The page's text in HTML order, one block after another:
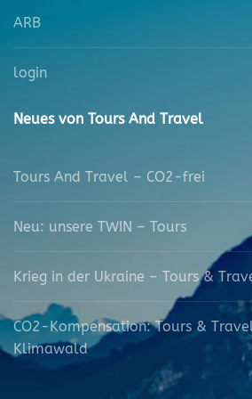
ARB
login
Neues von Tours And Travel
Tours And Travel – CO2-frei
Neu: unsere TWIN – Tours
Krieg in der Ukraine – Tours &
CO2-Kompensation: Tours &
Klimawald